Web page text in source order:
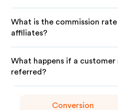
What is the commission
affiliates?
What happens if a customer
referred?
Conversion